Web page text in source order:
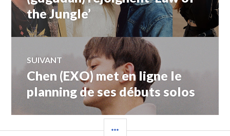
the Jungle’
SUIVANT
Article
Suivant:
Chen (EXO) met en ligne le
planning de ses débuts solos